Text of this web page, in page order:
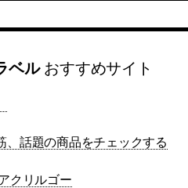
ベルおすすめサイト
、話題の商品をチェックする
クリルゴー